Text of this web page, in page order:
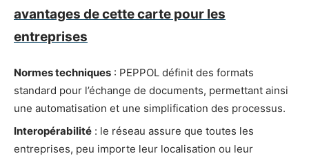
avantages de cette carte pour les
entreprises
Normes techniques : PEPPOL définit des formats
standard pour l’échange de documents, permettant ainsi
une automatisation et une simplification des processus.
Interopérabilité : le réseau assure que toutes les
entreprises, peu importe leur localisation ou leur